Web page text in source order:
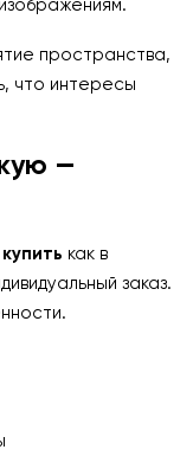
пространства,
что интересы
—
как в
заказ.